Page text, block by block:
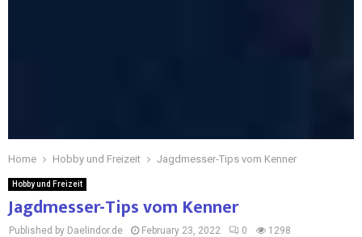
Home Hobby und Freizeit Jagdmesser-Tips vom Kenner
Hobby und Freizeit
Jagdmesser-Tips vom Kenner
Published by Daelindor.de February 23, 2022 0 1298